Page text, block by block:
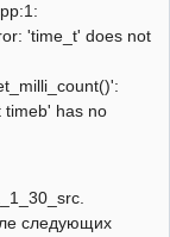
'time_t' does not
timeb' has no
следующих